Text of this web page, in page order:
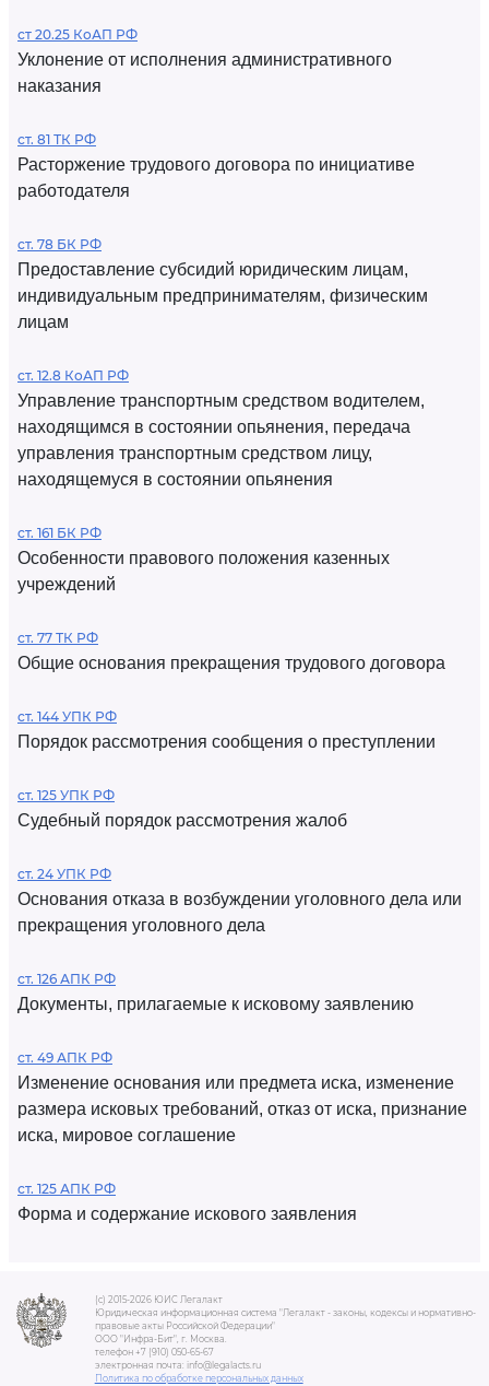
ст 20.25 КоАП РФ
Уклонение от исполнения административного
наказания
ст. 81 ТК РФ
Расторжение трудового договора по инициативе
работодателя
ст. 78 БК РФ
Предоставление субсидий юридическим лицам,
индивидуальным предпринимателям, физическим
лицам
ст. 12.8 КоАП РФ
Управление транспортным средством водителем,
находящимся в состоянии опьянения, передача
управления транспортным средством лицу,
находящемуся в состоянии опьянения
ст. 161 БК РФ
Особенности правового положения казенных
учреждений
ст. 77 ТК РФ
Общие основания прекращения трудового договора
ст. 144 УПК РФ
Порядок рассмотрения сообщения о преступлении
ст. 125 УПК РФ
Судебный порядок рассмотрения жалоб
ст. 24 УПК РФ
Основания отказа в возбуждении уголовного дела или
прекращения уголовного дела
ст. 126 АПК РФ
Документы, прилагаемые к исковому заявлению
ст. 49 АПК РФ
Изменение основания или предмета иска, изменение
размера исковых требований, отказ от иска, признание
иска, мировое соглашение
ст. 125 АПК РФ
Форма и содержание искового заявления
(c) 2015-2026 ЮИС Легалакт
Юридическая информационная система "Легалакт - законы, кодексы и нормативно-
правовые акты Российской Федерации"
ООО "Инфра-Бит", г. Москва.
телефон +7 (910) 050-65-67
электронная почта: info@legalacts.ru
Политика по обработке персональных данных